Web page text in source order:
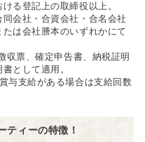
る登記上の取締役以上。
同会社・合資会社・合名会社
は会社謄本のいずれかにて
収票、確定申告書、納税証明
として適用。
与支給がある場合は支給回数
ティーの特徴！